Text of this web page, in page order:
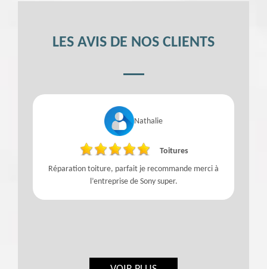
LES AVIS DE NOS CLIENTS
Nathalie
Toitures
Réparation toiture, parfait je recommande merci à
l’entreprise de Sony super.